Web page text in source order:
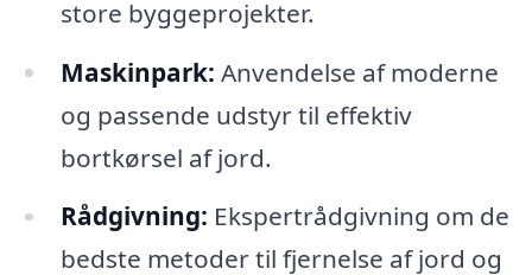
store byggeprojekter.
Maskinpark: Anvendelse af moderne
og passende udstyr til effektiv
bortkørsel af jord.
Rådgivning: Ekspertrådgivning om de
bedste metoder til fjernelse af jord og